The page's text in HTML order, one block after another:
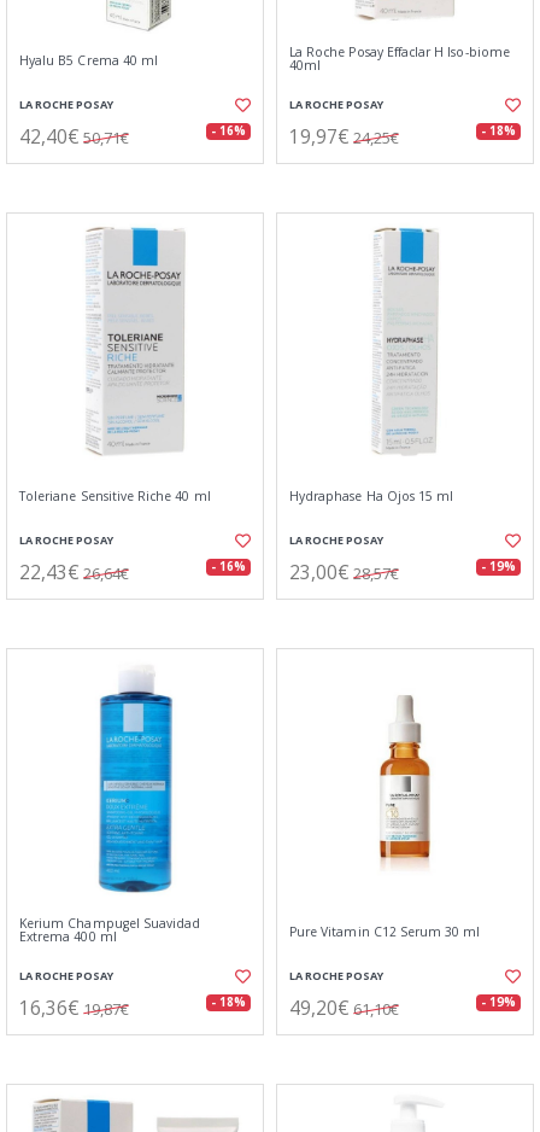
Hyalu B5 Crema 40 ml
LA ROCHE POSAY
42,40€ 50,71€ - 16%
La Roche Posay Effaclar H Iso-biome
40ml
LA ROCHE POSAY
19,97€ 24,25€ - 18%
Toleriane Sensitive Riche 40 ml
LA ROCHE POSAY
22,43€ 26,64€ - 16%
Hydraphase Ha Ojos 15 ml
LA ROCHE POSAY
23,00€ 28,57€ - 19%
Kerium Champugel Suavidad
Extrema 400 ml
LA ROCHE POSAY
16,36€ 19,87€ - 18%
Pure Vitamin C12 Serum 30 ml
LA ROCHE POSAY
49,20€ 61,10€ - 19%